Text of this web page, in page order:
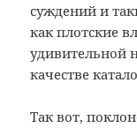
суждений и
как плотские
удивительной
качестве
Так вот,